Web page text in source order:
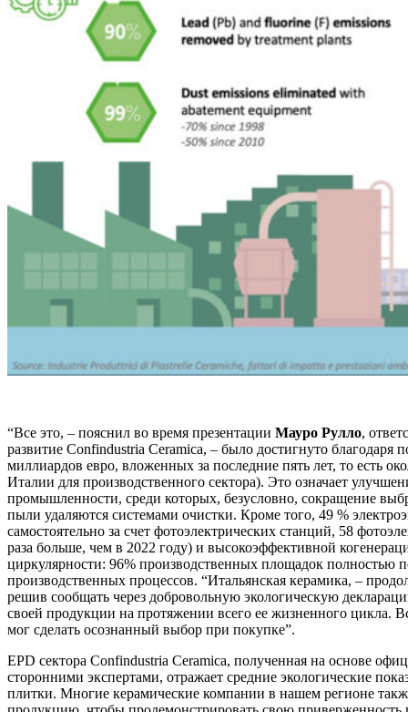
“Все это, – пояснил во время презентации Мауро Рулло,
развитие Confindustria Ceramica, – было достигнуто
миллиардов евро, вложенных за последние пять лет, то есть
Италии для производственного сектора). Это означает
промышленности, среди которых, безусловно, сокращение
пыли удаляются системами очистки. Кроме того, 49 %
самостоятельно за счет фотоэлектрических станций, 58
раза больше, чем в 2022 году) и высокоэффективной
циркулярности: 96% производственных площадок полностью
производственных процессов. “Итальянская керамика, –
решив сообщать через добровольную экологическую
своей продукции на протяжении всего ее жизненного цикла.
мог сделать осознанный выбор при покупке”.
EPD сектора Confindustria Ceramica, полученная на основе
сторонними экспертами, отражает средние экологические
плитки. Многие керамические компании в нашем регионе